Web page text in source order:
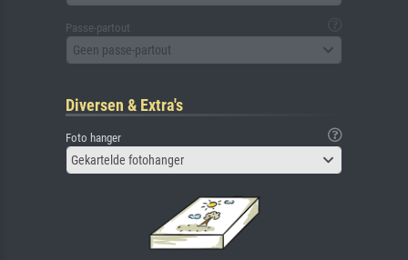
Passe-partout
Geen passe-partout
Diversen & Extra's
Foto hanger
Gekartelde fotohanger